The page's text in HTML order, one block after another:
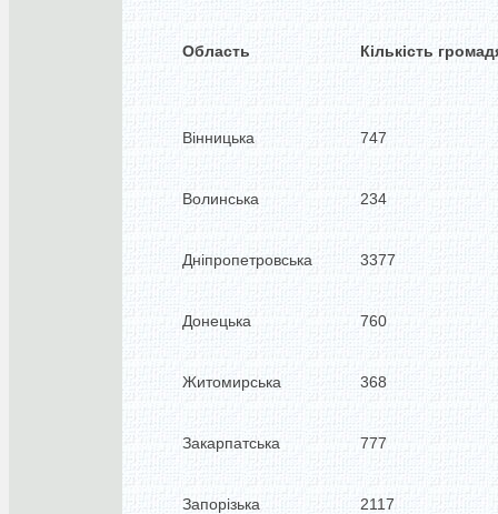
Область Кількість
Вінницька 747
Волинська 234
Дніпропетровська 3377
Донецька 760
Житомирська 368
Закарпатська 777
Запорізька 2117